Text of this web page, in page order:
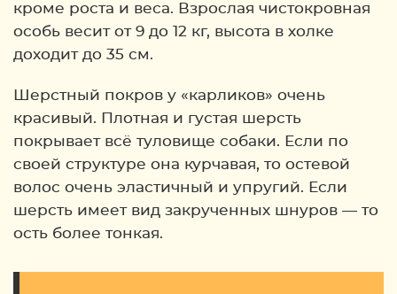
кроме роста и веса. Взрослая чистокровная
особь весит от 9 до 12 кг, высота в холке
доходит до 35 см.
Шерстный покров у «карликов» очень
красивый. Плотная и густая шерсть
покрывает всё туловище собаки. Если по
своей структуре она курчавая, то остевой
волос очень эластичный и упругий. Если
шерсть имеет вид закрученных шнуров — то
ость более тонкая.